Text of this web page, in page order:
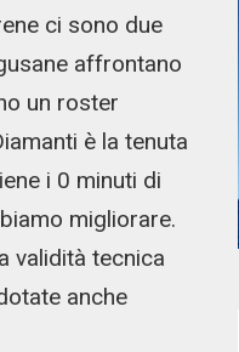
ci sono due
affrontano
un roster
è la tenuta
i 0 minuti di
migliorare.
validità tecnica
anche